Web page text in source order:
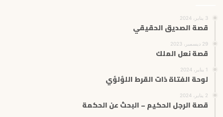
3 يناير، 2024
قصة الصديق الحقيقي
29 ديسمبر، 2023
قصة نعل الملك
1 يناير، 2024
لوحة الفتاة ذات القرط اللؤلؤي
2 يناير، 2024
قصة الرجل الحكيم – البحث عن الحكمة